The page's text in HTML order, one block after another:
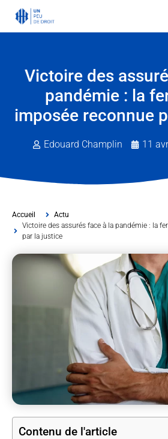
Victoire des
pandémie : la
imposée reconnue
Edouard Champlin 11
Accueil
Actu
Victoire des assurés face à la pandémie : la
par la justice
Contenu de l'article